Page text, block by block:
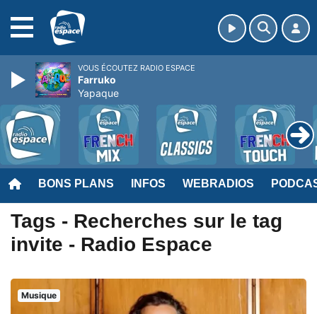
BONS PLANS INFOS WEBRADIOS
Tags - Recherches sur le tag
invite - Radio Espace
Musique
VOUS ÉCOUTEZ RADIO ESPACE
Farruko
Yapaque